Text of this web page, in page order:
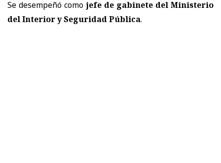
Se desempeñó como jefe de gabinete del Ministerio
del Interior y Seguridad Pública.